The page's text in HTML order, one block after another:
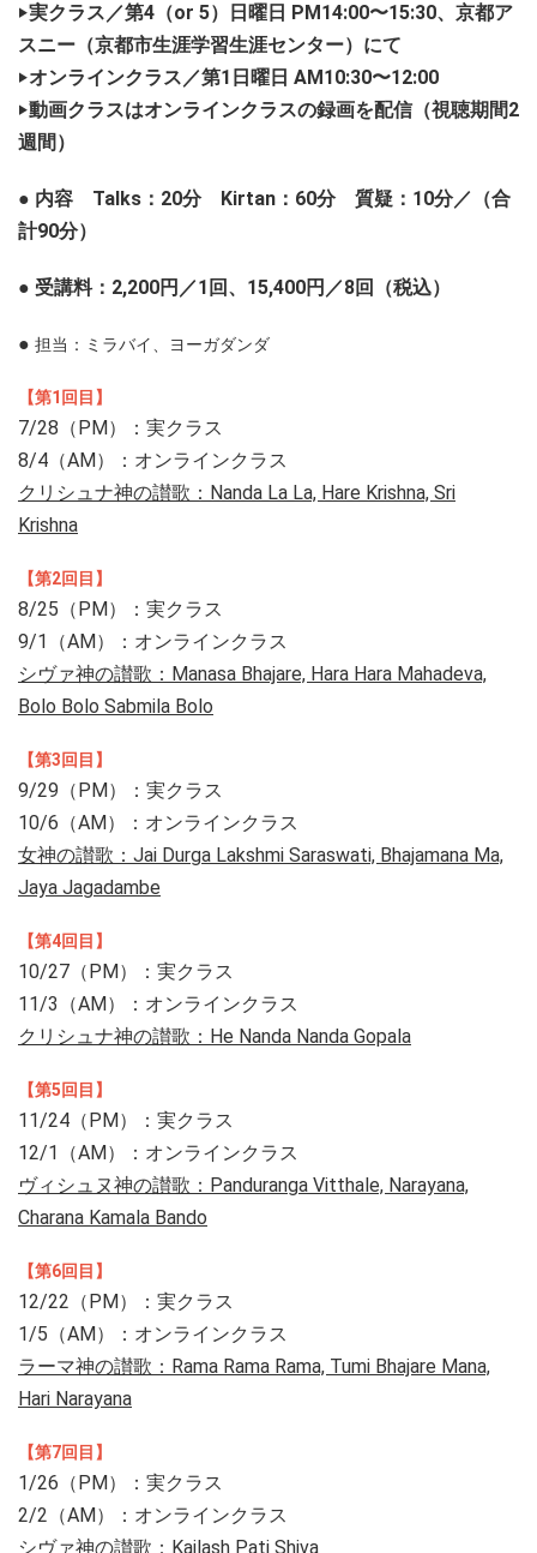
‣実クラス／第4 （or 5）日曜日 PM14:00〜15:30、京都ア
スニー（京都市生涯学習生涯センター）にて
‣オンラインクラス／第1 日曜日 AM10:30〜12:00
‣動画クラスはオンラインクラスの録画を配信（視聴期間2
週間）
● 内容 Talks ： 20分 Kirtan ： 60分 質疑： 10分／（合
計90分）
● 受講料： 2,200円／1 回、 15,400円／8回（税込）
● 担当：ミラバイ、ヨーガダンダ
【第1回目】
7/28（PM）：実クラス
8/4（AM）：オンラインクラス
クリシュナ神の讃歌：Nanda La La, Hare Krishna, Sri
Krishna
【第2回目】
8/25（PM）：実クラス
9/1（AM）：オンラインクラス
シヴァ神の讃歌：Manasa Bhajare, Hara Hara Mahadeva,
Bolo Bolo Sabmila Bolo
【第3回目】
9/29（PM）：実クラス
10/6（AM）：オンラインクラス
女神の讃歌：Jai Durga Lakshmi Saraswati, Bhajamana Ma,
Jaya Jagadambe
【第4回目】
10/27（PM）：実クラス
11/3（AM）：オンラインクラス
クリシュナ神の讃歌：He Nanda Nanda Gopala
【第5回目】
11/24（PM）：実クラス
12/1（AM）：オンラインクラス
ヴィシュヌ神の讃歌：Panduranga Vitthale, Narayana,
Charana Kamala Bando
【第6回目】
12/22（PM）：実クラス
1/5（AM）：オンラインクラス
ラーマ神の讃歌：Rama Rama Rama, Tumi Bhajare Mana,
Hari Narayana
【第7回目】
1/26（PM）：実クラス
2/2（AM）：オンラインクラス
シヴァ神の讃歌：Kailash Pati Shiva